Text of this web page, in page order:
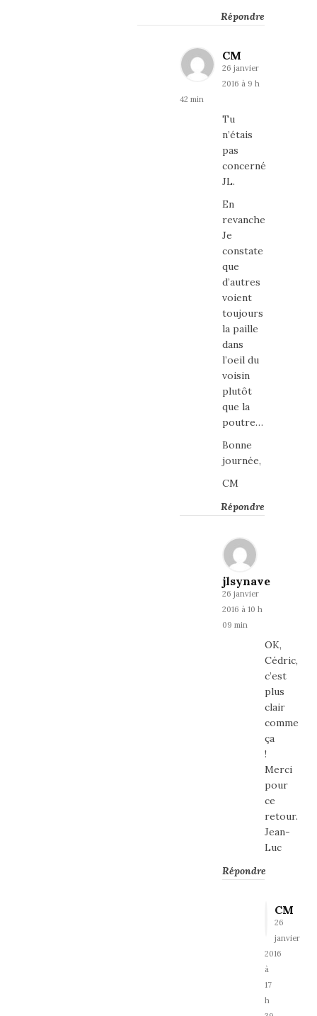
Répondre
CM
26 janvier
2016 à 9 h
42 min
Tu
n’étais
pas
concerné
JL.
En
revanche
Je
constate
que
d’autres
voient
toujours
la paille
dans
l’oeil du
voisin
plutôt
que la
poutre…
Bonne
journée,
CM
Répondre
jlsynave
26 janvier
2016 à 10 h
09 min
OK,
Cédric,
c’est
plus
clair
comme
ça
!
Merci
pour
ce
retour.
Jean-
Luc
Répondre
CM
26
janvier
2016
à
17
h